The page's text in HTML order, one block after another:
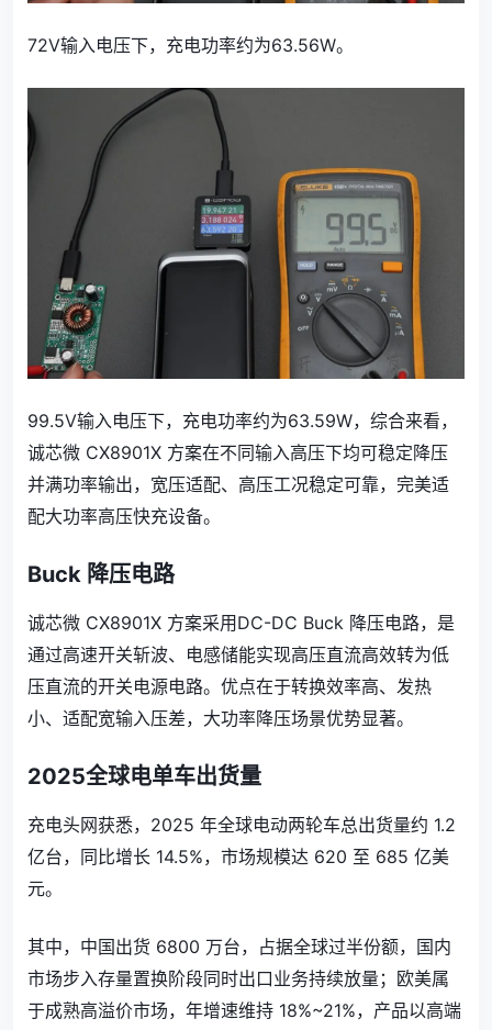
72V输入电压下，充电功率约为63.56W。
99.5V输入电压下，充电功率约为63.59W，综合来看，
诚芯微 CX8901X 方案在不同输入高压下均可稳定降压
并满功率输出，宽压适配、高压工况稳定可靠，完美适
配大功率高压快充设备。
Buck 降压电路
诚芯微 CX8901X 方案采用DC-DC Buck 降压电路，是
通过高速开关斩波、 电感储能实现高压直流高效转为低
压直流的开关电源电路。优点在于转换效率高、发热
小、适配宽输入压差，大功率降压场景优势显著。
2025全球电单车出货量
充电头网获悉，2025 年全球电动两轮车总出货量约 1.2
亿台，同比增长 14.5%，市场规模达 620 至 685 亿美
元。
其中，中国出货 6800 万台，占据全球过半份额，国内
市场步入存量置换阶段同时出口业务持续放量；欧美属
于成熟高溢价市场，年增速维持 18%~21%，产品以高端